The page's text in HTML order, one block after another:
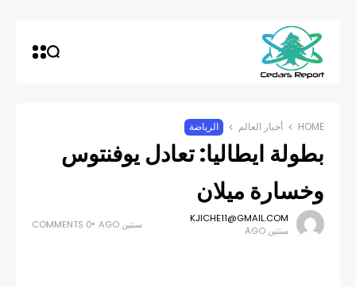
HOME أخبار العالم الرياضة
بطولة ايطاليا: تعادل يوفنتوس
وخسارة ميلان
KJICHE11@GMAIL.COM
سنتين AGO
سنتين AGO 0 COMMENTS